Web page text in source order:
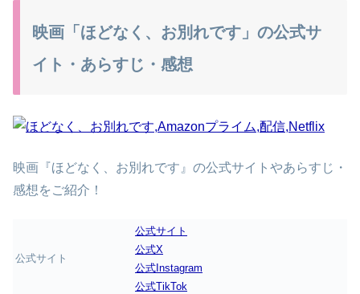
映画「ほどなく、お別れです」の公式サ
イト・あらすじ・感想
映画『ほどなく、お別れです』の公式サイトやあらすじ・
感想をご紹介！
公式サイト
公式サイト
公式X
公式Instagram
公式TikTok